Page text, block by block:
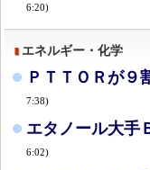
6:20)
エネルギー・化学
ＰＴＴＯＲが９
7:38)
エタノール大手
6:02)